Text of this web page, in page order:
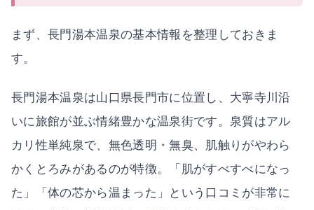
まず、長門湯本温泉の基本情報を整理しておきま
す。
長門湯本温泉は山口県長門市に位置し、大寧寺川沿
いに旅館が並ぶ情緒豊かな温泉街です。泉質はアル
カリ性単純泉で、無色透明・無臭、肌触りがやわら
かくとろみがあるのが特徴。「肌がすべすべになっ
た」「体の芯から温まった」という口コミが非常に